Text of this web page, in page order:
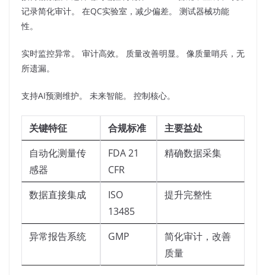
记录简化审计。 在QC实验室，减少偏差。 测试器械功能
性。​
实时监控异常。 审计高效。 质量改善明显。 像质量哨兵，无
所遗漏。​
支持AI预测维护。 未来智能。 控制核心。​
关键特征 合规标准
主要益处
自动化测量传
感器
FDA 21
CFR
精确数据采集
数据直接集成
ISO
13485
提升完整性
异常报告系统 GMP
简化审计，改善
质量